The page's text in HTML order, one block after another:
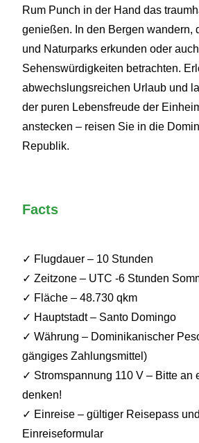
Rum Punch in der Hand das
genießen. In den Bergen wandern,
und Naturparks erkunden oder
Sehenswürdigkeiten betrachten.
abwechslungsreichen Urlaub und
der puren Lebensfreude der
anstecken – reisen Sie in die
Republik.
Facts
✓ Flugdauer – 10 Stunden
✓ Zeitzone – UTC -6 Stunden
✓ Fläche – 48.730 qkm
✓ Hauptstadt – Santo Domingo
✓ Währung – Dominikanischer
gängiges Zahlungsmittel)
✓ Stromspannung 110 V – Bitte an
denken!
✓ Einreise – gültiger Reisepass
Einreiseformular